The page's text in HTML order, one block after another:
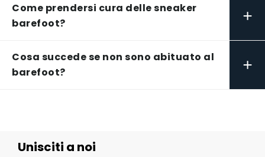
Come prendersi cura delle sneaker
barefoot?
+
Cosa succede se non sono abituato al
barefoot?
+
Unisciti a noi